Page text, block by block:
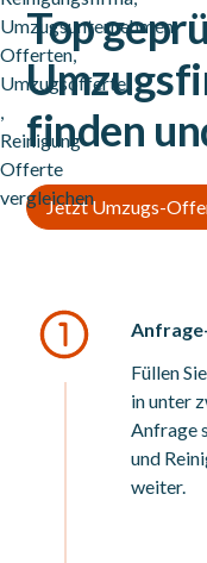
Top
finden
Jetzt Umzugs-
Füllen
in unter
Anfrage
und
weiter.